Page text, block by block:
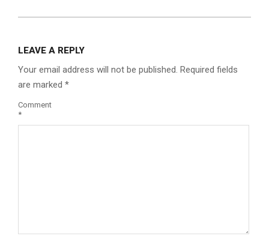
LEAVE A REPLY
Your email address will not be published. Required fields
are marked *
Comment
*